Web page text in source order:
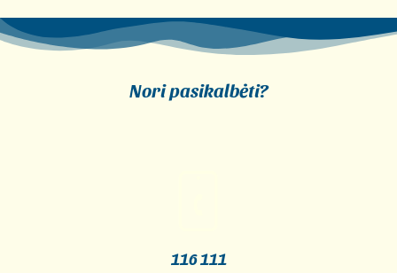
Nori pasikalbėti?
116 111